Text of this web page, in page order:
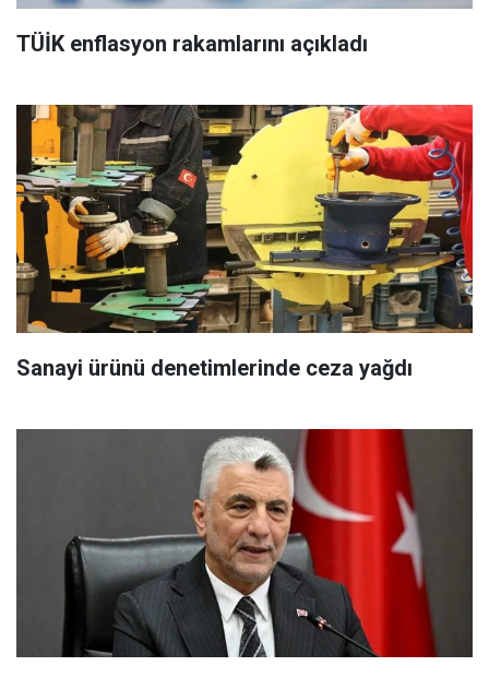
TÜİK enflasyon rakamlarını açıkladı
Sanayi ürünü denetimlerinde ceza yağdı